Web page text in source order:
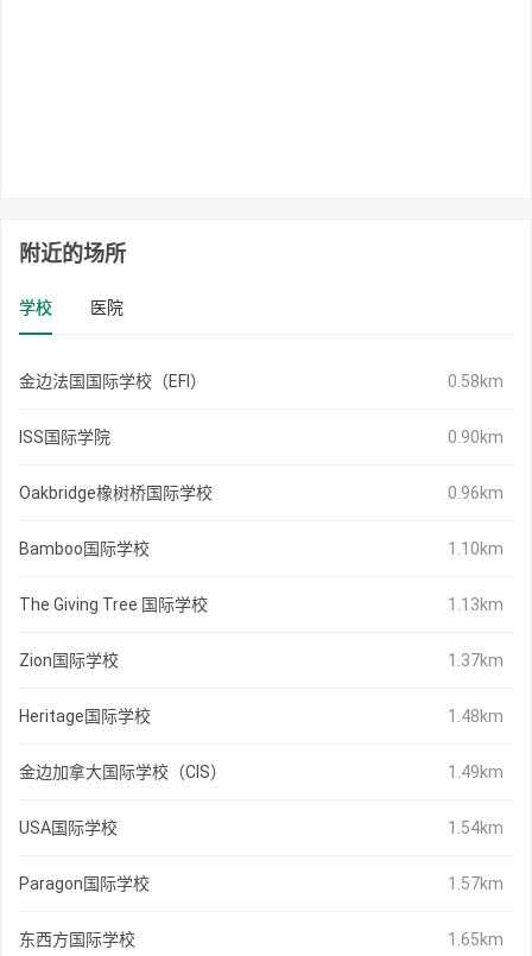
附近的场所
学校 医院
金边法国国际学校（EFI） 0.58km
ISS国际学院 0.90km
Oakbridge橡树桥国际学校 0.96km
Bamboo国际学校 1.10km
The Giving Tree 国际学校 1.13km
Zion国际学校 1.37km
Heritage国际学校 1.48km
金边加拿大国际学校（CIS） 1.49km
USA国际学校 1.54km
Paragon国际学校 1.57km
东西方国际学校 1.65km